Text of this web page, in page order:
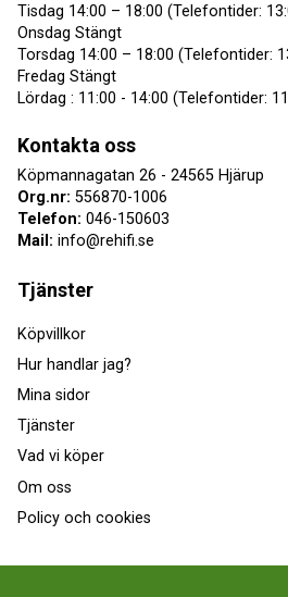
Tisdag 14:00 – 18:00 (Telefontider:
Onsdag Stängt
Torsdag 14:00 – 18:00 (Telefontider:
Fredag Stängt
Lördag : 11:00 - 14:00 (Telefontider:
Kontakta oss
Köpmannagatan 26 - 24565 Hjärup
Org.nr: 556870-1006
Telefon: 046-150603
Mail: info@rehifi.se
Tjänster
Köpvillkor
Hur handlar jag?
Mina sidor
Tjänster
Vad vi köper
Om oss
Policy och cookies